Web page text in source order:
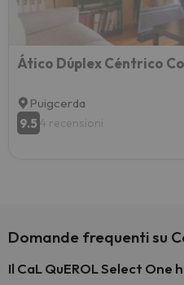
Ático Dúplex Céntrico
Puigcerda
9.5 4 recensioni
Domande frequenti su
Il CaL QuEROL Select One